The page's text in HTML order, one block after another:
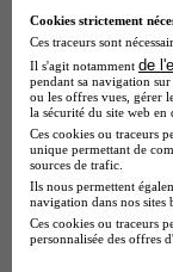
BTS Mco en
BTS Pi en
BTS Sp3s en
Master CCA
BTS Ndrc en
BTS Sam en
Cap Fleuriste
BTS Sio en
MSc
BTS Gpme en
Cap
Cookies strictement
Ces traceurs sont
Il s'agit notamment de
pendant sa navigation
ou les offres vues, gérer
la sécurité du site web en
Ces cookies ou traceurs
unique permettant de
sources de trafic.
Ils nous permettent
navigation dans nos sites
Ces cookies ou traceurs
personnalisée des offres